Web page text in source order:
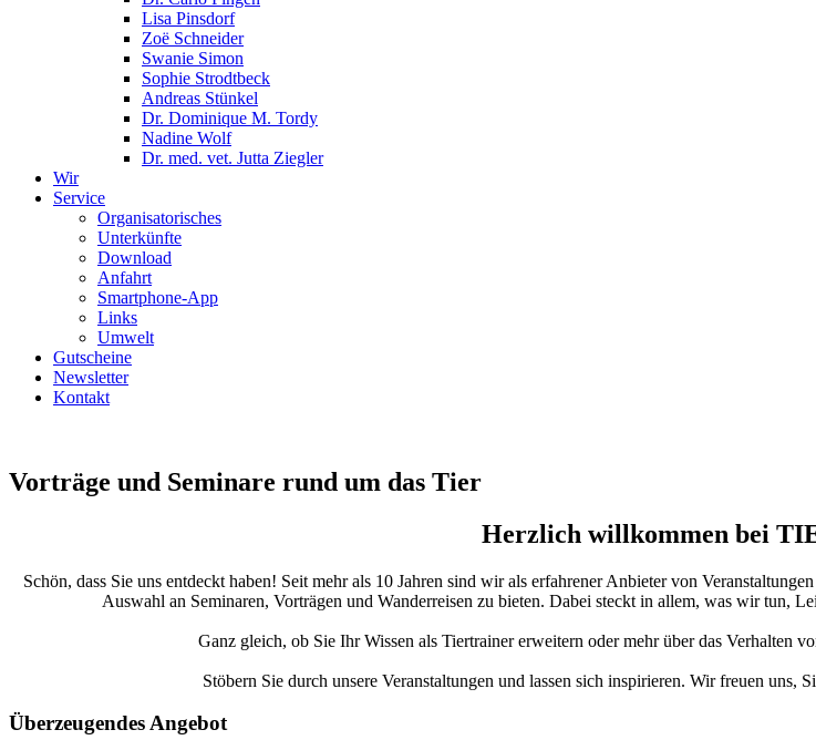
Lisa Pinsdorf
Zoë Schneider
Swanie Simon
Sophie Strodtbeck
Andreas Stünkel
Dr. Dominique M. Tordy
Nadine Wolf
Dr. med. vet. Jutta Ziegler
Wir
Service
Organisatorisches
Unterkünfte
Download
Anfahrt
Smartphone-App
Links
Umwelt
Gutscheine
Newsletter
Kontakt
Vorträge und Seminare rund um das Tier
Herzlich willkommen bei
Schön, dass Sie uns entdeckt haben! Seit mehr als 10 Jahren sind wir als erfahrener Anbieter von
Auswahl an Seminaren, Vorträgen und Wanderreisen zu bieten. Dabei steckt in allem, was wir tun,
Ganz gleich, ob Sie Ihr Wissen als Tiertrainer erweitern oder mehr über das Verhalten
Stöbern Sie durch unsere Veranstaltungen und lassen sich inspirieren. Wir freuen uns,
Überzeugendes Angebot